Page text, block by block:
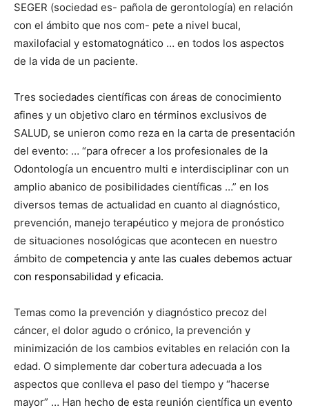
SEGER (sociedad es- pañola de gerontología) en relación
con el ámbito que nos com- pete a nivel bucal,
maxilofacial y estomatognático … en todos los aspectos
de la vida de un paciente.
Tres sociedades científicas con áreas de conocimiento
afines y un objetivo claro en términos exclusivos de
SALUD, se unieron como reza en la carta de presentación
del evento: … “para ofrecer a los profesionales de la
Odontología un encuentro multi e interdisciplinar con un
amplio abanico de posibilidades científicas …” en los
diversos temas de actualidad en cuanto al diagnóstico,
prevención, manejo terapéutico y mejora de pronóstico
de situaciones nosológicas que acontecen en nuestro
ámbito de competencia y ante las cuales debemos actuar
con responsabilidad y eficacia.
Temas como la prevención y diagnóstico precoz del
cáncer, el dolor agudo o crónico, la prevención y
minimización de los cambios evitables en relación con la
edad. O simplemente dar cobertura adecuada a los
aspectos que conlleva el paso del tiempo y “hacerse
mayor” … Han hecho de esta reunión científica un evento